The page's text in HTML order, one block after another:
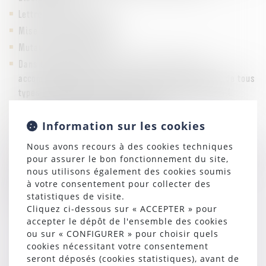
Lettre d’avertissement
Mise à pied disciplinaire
Mutation disciplinaire
Dans le cadre de rupture de contrat de travail,
accompagnement dans le choix et la mise en œuvre de tous
types de procédures de rupture du contrat de travail.
Prise d'acte/Résiliation judiciaire
Licenciement pour faute grave, lourde
Licenciement pour inaptitude médicale avec recherche de
reclassement
Licenciement pour motif économique :
Recherche de reclassement
Ordre des licenciements
Contrat de sécurisation professionnelle
Priorité de réembauchage
Information sur les cookies
Nous avons recours à des cookies techniques
pour assurer le bon fonctionnement du site,
nous utilisons également des cookies soumis
à votre consentement pour collecter des
statistiques de visite.
Cliquez ci-dessous sur « ACCEPTER » pour
accepter le dépôt de l'ensemble des cookies
ou sur « CONFIGURER » pour choisir quels
cookies nécessitant votre consentement
seront déposés (cookies statistiques), avant de